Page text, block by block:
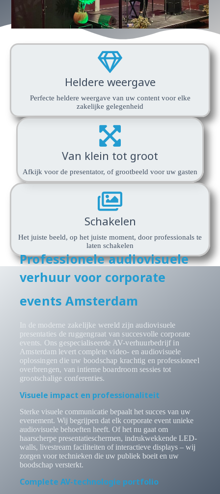
Heldere weergave
Perfecte heldere weergave van uw content voor elke
zakelijke gelegenheid
Van klein tot groot
Afkijk voor de presentator, of grootbeeld voor uw gasten
Schakelen
Het juiste beeld, op het juiste moment, door professionals te
laten schakelen
Professionele audiovisuele
verhuur voor corporate
events Amsterdam
In de moderne zakelijke wereld zijn audiovisuele
presentaties de ruggengraat van succesvolle corporate
events. Ons gespecialiseerde AV-verhuurbedrijf in
Amsterdam levert complete video- en audiovisuele
oplossingen die uw boodschap krachtig en professioneel
overbrengen, van intieme boardroom sessies tot
grootschalige conferenties.
Visuele impact en professionaliteit
Sterke visuele communicatie bepaalt het succes van uw
evenement. Wij begrijpen dat elk corporate event unieke
audiovisuele behoeften heeft. Of het nu gaat om
haarscherpe presentatieschermen, indrukwekkende LED-
walls, livestream faciliteiten of interactieve displays – wij
zorgen voor technieken die uw publiek boeit en uw
boodschap versterkt.
Complete AV-technologie portfolio